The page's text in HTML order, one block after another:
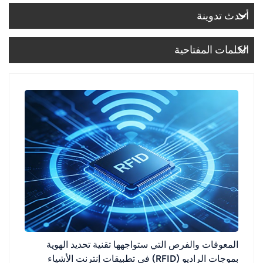
Italiano
Português
Nederland
عربي
日语
한국어
Türk
Ελληνικά
أحدث تدوينة
الكلمات المفتاحية
المعوقات والفرص التي ستواجهها تقنية تحديد الهوية
بموجات الراديو (RFID) في تطبيقات إنترنت الأشياء